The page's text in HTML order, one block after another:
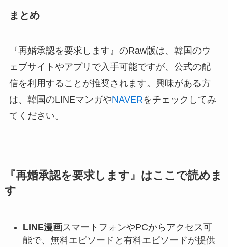
まとめ
『再婚承認を要求します』のRaw版は、韓国のウ
ェブサイトやアプリで入手可能ですが、公式の配
信を利用することが推奨されます。興味がある方
は、韓国のLINEマンガやNAVERをチェックしてみ
てください。
『再婚承認を要求します』はここで読めま
す
LINE漫画スマートフォンやPCからアクセス可
能で、無料エピソードと有料エピソードが提供